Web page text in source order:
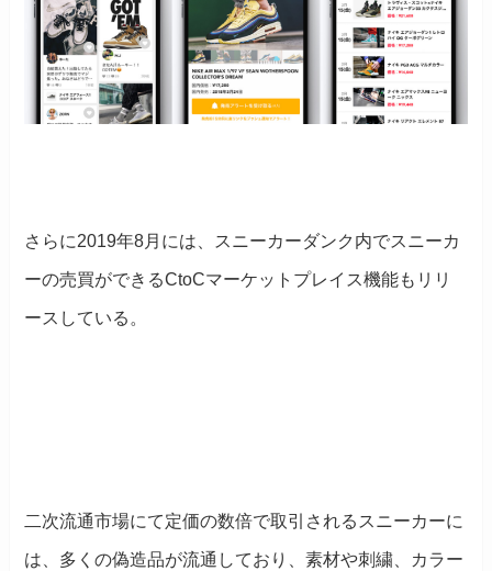
さらに2019年8月には、スニーカーダンク内でスニーカ
ーの売買ができるCtoCマーケットプレイス機能もリリ
ースしている。
二次流通市場にて定価の数倍で取引されるスニーカーに
は、多くの偽造品が流通しており、素材や刺繍、カラー